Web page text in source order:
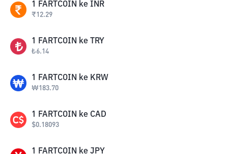
1 FARTCOIN ke INR
₹12.29
1 FARTCOIN ke TRY
₺6.14
1 FARTCOIN ke KRW
₩183.70
1 FARTCOIN ke CAD
$0.18093
1 FARTCOIN ke JPY